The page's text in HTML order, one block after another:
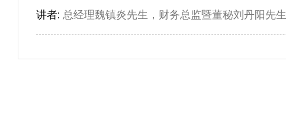
讲者: 总经理魏镇炎先生，财务总监暨董秘刘丹阳先生